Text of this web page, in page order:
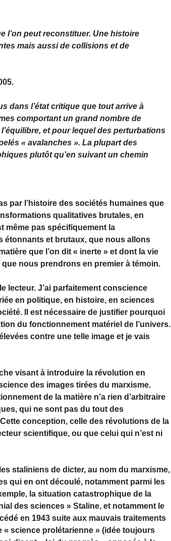
l’on peut reconstituer. Une histoire
mais aussi de collisions et de
dans l’état critique que tout arrive à
comportant un grand nombre de
et pour lequel des perturbations
« avalanches ». La plupart des
plutôt qu’en suivant un chemin
par l’histoire des sociétés humaines que
qualitatives brutales, en
même pas spécifiquement la
étonnants et brutaux, que nous allons
que l’on dit « inerte » et dont la vie
nous prendrons en premier à témoin.
lecteur. J’ai parfaitement conscience
en politique, en histoire, en sciences
Il est nécessaire de justifier pourquoi
du fonctionnement matériel de l’univers.
contre une telle image et je vais
visant à introduire la révolution en
des images tirées du marxisme.
de la matière n’a rien d’arbitraire
qui ne sont pas du tout des
conception, celle des révolutions de la
scientifique, ou que celui qui n’est ni
staliniens de dicter, au nom du marxisme,
qui en ont découlé, notamment parmi les
la situation catastrophique de la
des sciences »Staline, et notamment le
en 1943 suite aux mauvais traitements
« science prolétarienne » (idée toujours